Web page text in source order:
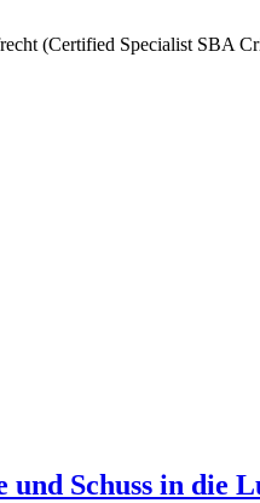
(Certified Specialist SBA
und Schuss in die